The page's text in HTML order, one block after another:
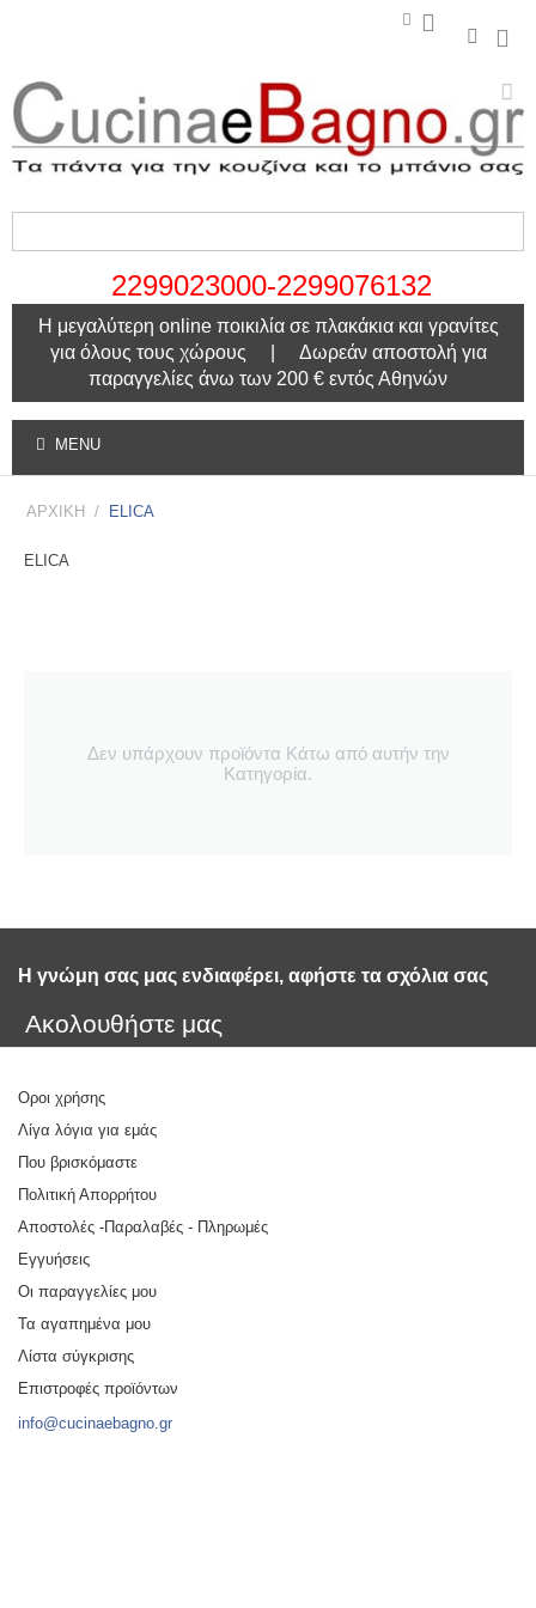
2299023000-2299076132
Η μεγαλύτερη online ποικιλία σε πλακάκια και γρανίτες
για όλους τους χώρους | Δωρεάν αποστολή για
παραγγελίες άνω των 200 € εντός Αθηνών
MENU
ΑΡΧΙΚΗ / ELICA
ELICA
Δεν υπάρχουν προϊόντα Κάτω από αυτήν την
Κατηγορία.
Η γνώμη σας μας ενδιαφέρει, αφήστε τα σχόλια σας
Ακολουθήστε μας
Οροι χρήσης
Λίγα λόγια για εμάς
Που βρισκόμαστε
Πολιτική Απορρήτου
Αποστολές -Παραλαβές - Πληρωμές
Εγγυήσεις
Οι παραγγελίες μου
Τα αγαπημένα μου
Λίστα σύγκρισης
Επιστροφές προϊόντων
info@cucinaebagno.gr